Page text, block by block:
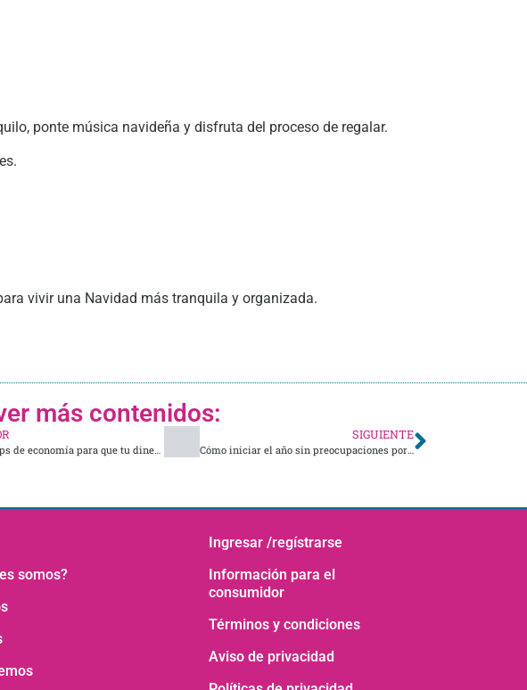
ponte música navideña y disfruta del proceso de regalar.
vivir una Navidad más tranquila y organizada.
más contenidos:
Algunos tips de economía para que tu dinero rinda más cada mes
SIGUIENTE
Cómo iniciar el año sin preocupaciones por el bolsillo
somos?
Ingresar /regístrarse
Información para el
consumidor
Términos y condiciones
Aviso de privacidad